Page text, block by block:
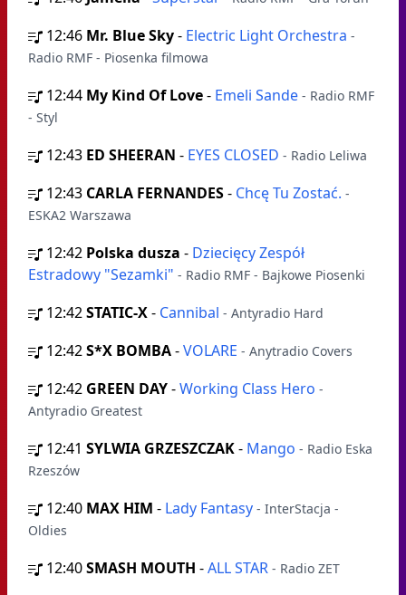
12:46 Mr. Blue Sky- Electric Light Orchestra -
Radio RMF - Piosenka filmowa
12:44 My Kind Of Love- Emeli Sande - Radio RMF
- Styl
12:43 ED SHEERAN - EYES CLOSED - Radio Leliwa
12:43 CARLA FERNANDES- Chcę Tu Zostać. -
ESKA2 Warszawa
12:42 Polska dusza - Dziecięcy Zespół
Estradowy "Sezamki" - Radio RMF - Bajkowe Piosenki
12:42STATIC-X- Cannibal - Antyradio Hard
12:42S*X BOMBA-VOLARE - Anytradio Covers
12:42 GREEN DAY-Working Class Hero -
Antyradio Greatest
12:41 SYLWIA GRZESZCZAK- Mango - Radio Eska
Rzeszów
12:40 MAX HIM - Lady Fantasy - InterStacja -
Oldies
12:40SMASH MOUTH -ALL STAR - Radio ZET